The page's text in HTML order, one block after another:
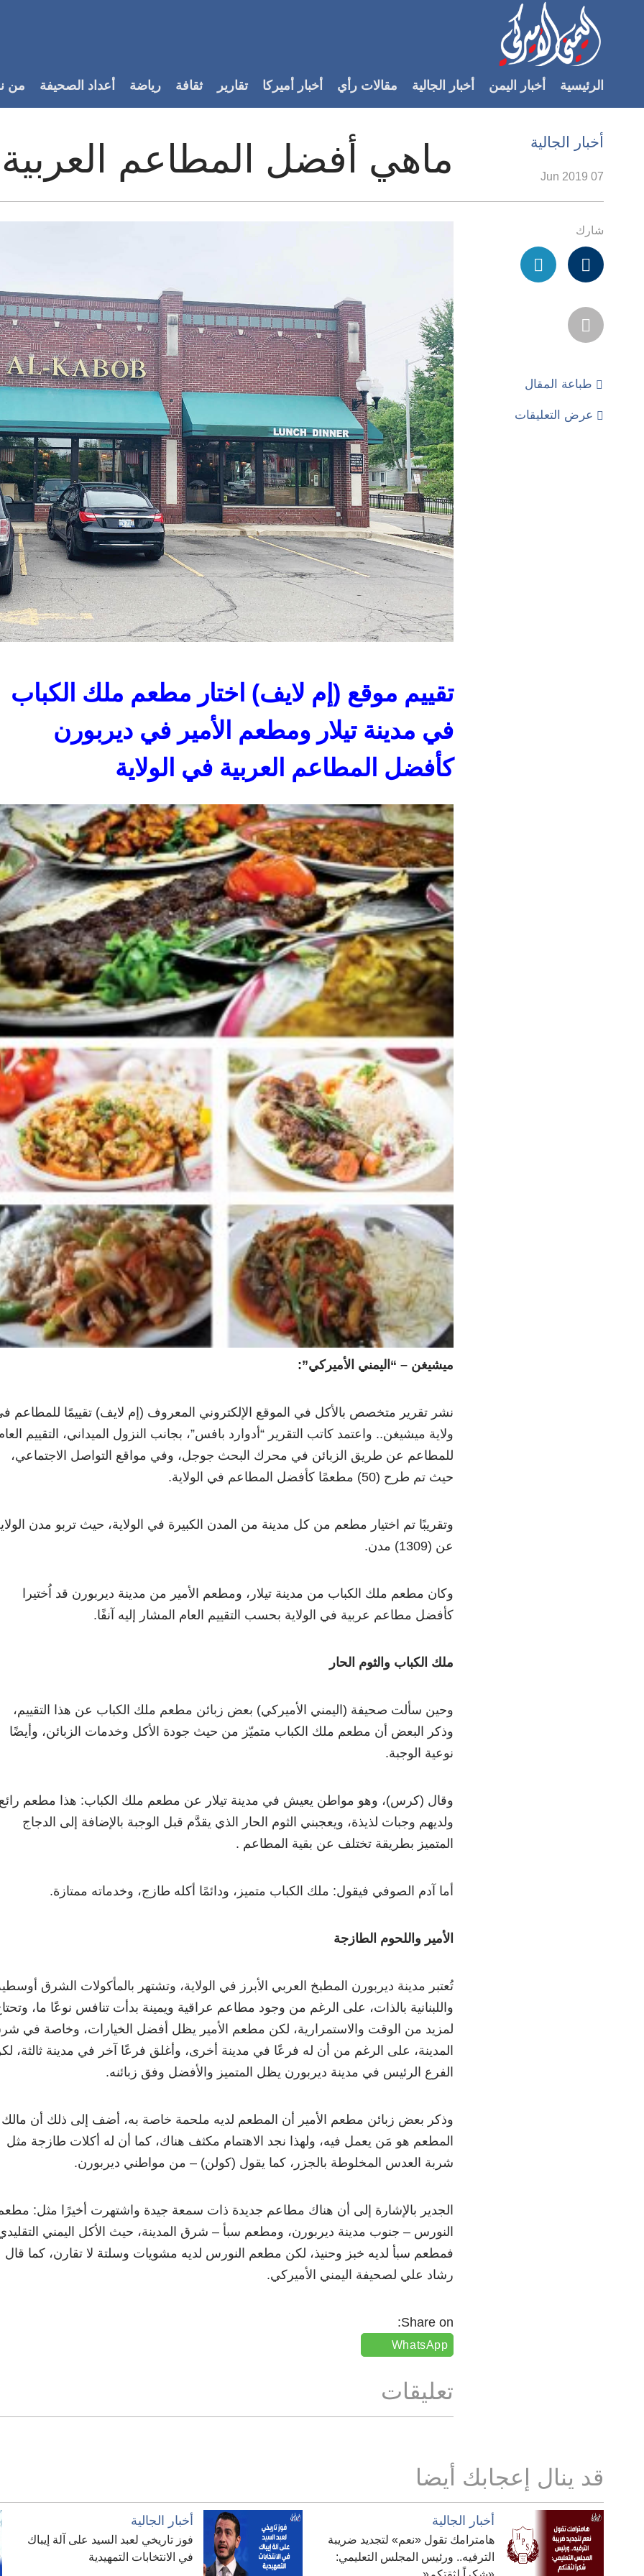
Accessibility
الرئيسي
الأقسام
الرئيسية
الرئيسية أخبار اليمن أخبار الجالية مقالات رأي أخبار أميركا تقارير ثقافة رياضة أعداد الصحيفة من
أخبار الجالية ماهي أفضل المطاعم 07 Jun 2019
شارك
طباعة المقال
عرض التعليقات
تقييم موقع (إم لايف) اختار مطعم ملك الكباب
في مدينة تيلار ومطعم الأمير في ديربورن
كأفضل المطاعم العربية في الولاية
ميشيغن – “اليمني الأميركي”:
نشر تقرير متخصص بالأكل في الموقع الإلكتروني المعروف (إم لايف) تقييمًا للمطاعم
ولاية ميشيغن.. واعتمد كاتب التقرير “أدوارد بافس”، بجانب النزول الميداني، التقييم
للمطاعم عن طريق الزبائن في محرك البحث جوجل، وفي مواقع التواصل الاجتماعي،
حيث تم طرح (50) مطعمًا كأفضل المطاعم في الولاية.
وتقريبًا تم اختيار مطعم من كل مدينة من المدن الكبيرة في الولاية، حيث تربو مدن
عن (1309) مدن.
وكان مطعم ملك الكباب من مدينة تيلار، ومطعم الأمير من مدينة ديربورن قد اُختيرا
كأفضل مطاعم عربية في الولاية بحسب التقييم العام المشار إليه آنفًا.
ملك الكباب والثوم الحار
وحين سألت صحيفة (اليمني الأميركي) بعض زبائن مطعم ملك الكباب عن هذا التقييم،
وذكر البعض أن مطعم ملك الكباب متميّز من حيث جودة الأكل وخدمات الزبائن، وأيضًا
نوعية الوجبة.
وقال (كرس)، وهو مواطن يعيش في مدينة تيلار عن مطعم ملك الكباب: هذا مطعم
ولديهم وجبات لذيذة، ويعجبني الثوم الحار الذي يقدَّم قبل الوجبة بالإضافة إلى الدجاج
المتميز بطريقة تختلف عن بقية المطاعم .
أما آدم الصوفي فيقول: ملك الكباب متميز، ودائمًا أكله طازج، وخدماته ممتازة.
الأمير واللحوم الطازجة
تُعتبر مدينة ديربورن المطبخ العربي الأبرز في الولاية، وتشتهر بالمأكولات الشرق
واللبنانية بالذات، على الرغم من وجود مطاعم عراقية ويمينة بدأت تنافس نوعًا ما،
لمزيد من الوقت والاستمرارية، لكن مطعم الأمير يظل أفضل الخيارات، وخاصة في
المدينة، على الرغم من أن له فرعًا في مدينة أخرى، وأغلق فرعًا آخر في مدينة ثالثة،
الفرع الرئيس في مدينة ديربورن يظل المتميز والأفضل وفق زبائنه.
وذكر بعض زبائن مطعم الأمير أن المطعم لديه ملحمة خاصة به، أضف إلى ذلك أن مالك
المطعم هو مَن يعمل فيه، ولهذا نجد الاهتمام مكثف هناك، كما أن له أكلات طازجة مثل
شربة العدس المخلوطة بالجزر، كما يقول (كولن) – من مواطني ديربورن.
الجدير بالإشارة إلى أن هناك مطاعم جديدة ذات سمعة جيدة واشتهرت أخيرًا مثل:
النورس – جنوب مدينة ديربورن، ومطعم سبأ – شرق المدينة، حيث الأكل اليمني
فمطعم سبأ لديه خبز وحنيذ، لكن مطعم النورس لديه مشويات وسلتة لا تقارن، كما قال
رشاد علي لصحيفة اليمني الأميركي.
Share on:
WhatsApp
تعليقات
قد ينال إعجابك أيضا
أخبار الجالية
هامترامك تقول «نعم» لتجديد ضريبة
الترفيه.. ورئيس المجلس التعليمي:
أخبار الجالية
فوز تاريخي لعبد السيد على آلة إيباك
في الانتخابات التمهيدية